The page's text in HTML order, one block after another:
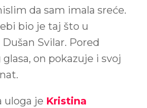
da sam imala sreće.
bio je taj što u
Svilar. Pored
on pokazuje i svoj
uloga je Kristina